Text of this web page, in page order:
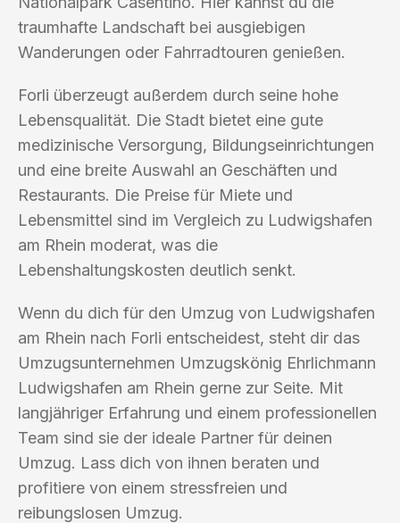
traumhafte Landschaft bei ausgiebigen
Wanderungen oder Fahrradtouren genießen.
Forli überzeugt außerdem durch seine hohe
Lebensqualität. Die Stadt bietet eine gute
medizinische Versorgung, Bildungseinrichtungen
und eine breite Auswahl an Geschäften und
Restaurants. Die Preise für Miete und
Lebensmittel sind im Vergleich zu Ludwigshafen
am Rhein moderat, was die
Lebenshaltungskosten deutlich senkt.
Wenn du dich für den Umzug von Ludwigshafen
am Rhein nach Forli entscheidest, steht dir das
Umzugsunternehmen Umzugskönig Ehrlichmann
Ludwigshafen am Rhein gerne zur Seite. Mit
langjähriger Erfahrung und einem professionellen
Team sind sie der ideale Partner für deinen
Umzug. Lass dich von ihnen beraten und
profitiere von einem stressfreien und
reibungslosen Umzug.